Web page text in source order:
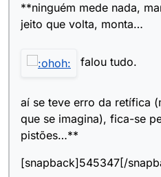
**ninguém mede nada,
jeito que volta, monta…
falou tudo.
aí se teve erro da retífica
que se imagina), fica-se
pistões…**
[snapback]545347[/